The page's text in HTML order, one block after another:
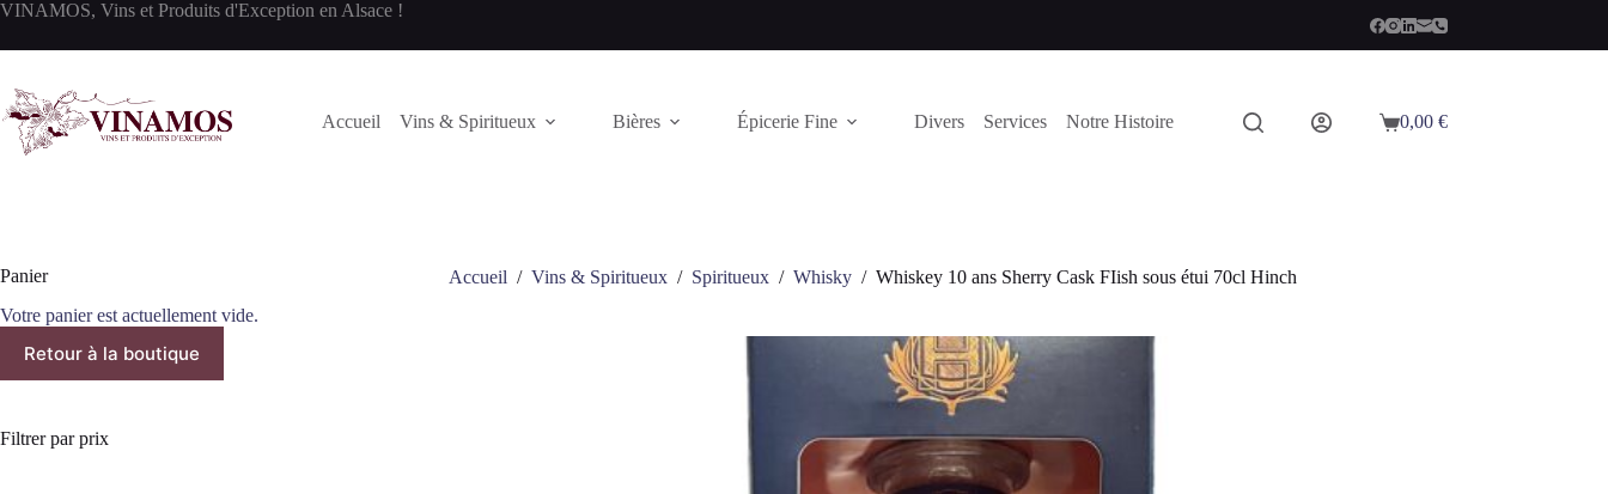
Passer
contenu
VINAMOS, Vins et Produits d'Exception en Alsace !
Accueil Vins & Spiritueux Bières Épicerie Fine Divers Services Notre Histoire
Panier
0,00 €
Accueil / Vins & Spiritueux / Spiritueux / Whisky / Whiskey 10 ans Sherry Cask FIish sous étui 70cl Hinch
Panier
Votre panier est actuellement vide.
Retour à la boutique
Filtrer par prix